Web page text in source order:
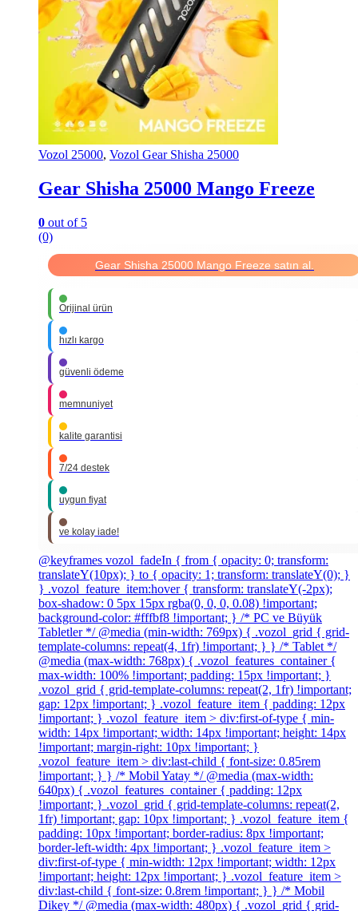
Vozol 25000, Vozol Gear Shisha 25000
Gear Shisha 25000 Mango Freeze
0 out of 5
(0)
Gear Shisha 25000 Mango Freeze satın al.
Orijinal ürün
hızlı kargo
güvenli ödeme
memnuniyet
kalite garantisi
7/24 destek
uygun fiyat
ve kolay iade!
@keyframes vozol_fadeIn { from { opacity: 0; transform:
translateY(10px); } to { opacity: 1; transform: translateY(0); }
} .vozol_feature_item:hover { transform: translateY(-2px);
box-shadow: 0 5px 15px rgba(0, 0, 0, 0.08) !important;
background-color: #fffbf8 !important; } /* PC ve Büyük
Tabletler */ @media (min-width: 769px) { .vozol_grid { grid-
template-columns: repeat(4, 1fr) !important; } } /* Tablet */
@media (max-width: 768px) { .vozol_features_container {
max-width: 100% !important; padding: 15px !important; }
.vozol_grid { grid-template-columns: repeat(2, 1fr) !important;
gap: 12px !important; } .vozol_feature_item { padding: 12px
!important; } .vozol_feature_item > div:first-of-type { min-
width: 14px !important; width: 14px !important; height: 14px
!important; margin-right: 10px !important; }
.vozol_feature_item > div:last-child { font-size: 0.85rem
!important; } } /* Mobil Yatay */ @media (max-width:
640px) { .vozol_features_container { padding: 12px
!important; } .vozol_grid { grid-template-columns: repeat(2,
1fr) !important; gap: 10px !important; } .vozol_feature_item {
padding: 10px !important; border-radius: 8px !important;
border-left-width: 4px !important; } .vozol_feature_item >
div:first-of-type { min-width: 12px !important; width: 12px
!important; height: 12px !important; } .vozol_feature_item >
div:last-child { font-size: 0.8rem !important; } } /* Mobil
Dikey */ @media (max-width: 480px) { .vozol_grid { grid-